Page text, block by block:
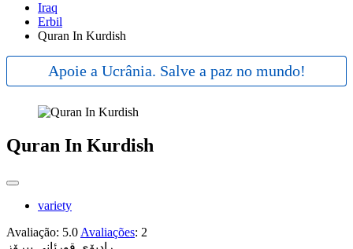
Iraq
Erbil
Quran In Kurdish
Apoie a Ucrânia. Salve a paz no mundo!
Quran In Kurdish
variety
Avaliação: 5.0 Avaliações: 2